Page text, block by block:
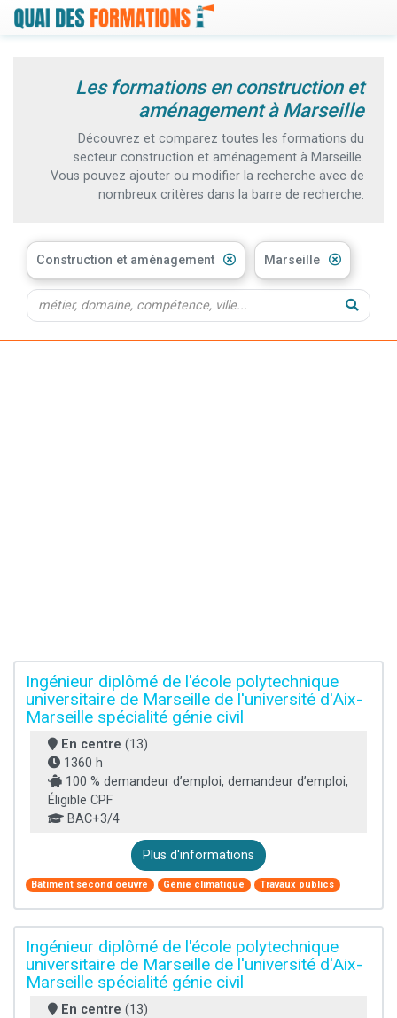
Les formations en construction et
aménagement à Marseille
Découvrez et comparez toutes les formations du
secteur construction et aménagement à Marseille.
Vous pouvez ajouter ou modifier la recherche avec de
nombreux critères dans la barre de recherche.
Construction et aménagement Marseille
Ingénieur diplômé de l'école polytechnique
universitaire de Marseille de l'université d'Aix-
Marseille spécialité génie civil
En centre (13)
1360 h
100 % demandeur d’emploi, demandeur d’emploi,
Éligible CPF
BAC+3/4
Plus d'informations
Bâtiment second oeuvre Génie climatique Travaux publics
Ingénieur diplômé de l'école polytechnique
universitaire de Marseille de l'université d'Aix-
Marseille spécialité génie civil
En centre (13)